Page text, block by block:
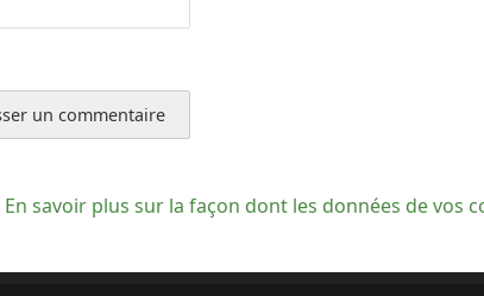
En savoir plus sur la façon dont les données de vos